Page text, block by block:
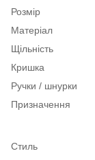
Розмір
Матеріал
Щільність
Кришка
Ручки / шнурки
Призначення
Стиль